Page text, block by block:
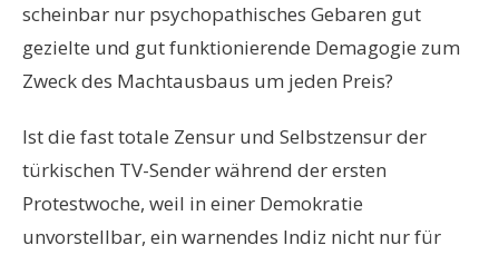
scheinbar nur psychopathisches Gebaren gut
gezielte und gut funktionierende Demagogie zum
Zweck des Machtausbaus um jeden Preis?
Ist die fast totale Zensur und Selbstzensur der
türkischen TV-Sender während der ersten
Protestwoche, weil in einer Demokratie
unvorstellbar, ein warnendes Indiz nicht nur für